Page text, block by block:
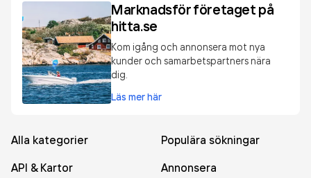
Marknadsför företaget på
hitta.se
Kom igång och annonsera mot nya
kunder och samarbetspartners nära
dig.
Läs mer här
Alla kategorier
Populära sökningar
API & Kartor
Annonsera